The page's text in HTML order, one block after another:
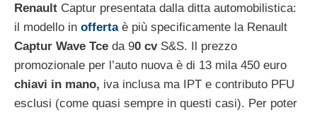
Renault Captur presentata dalla ditta automobilistica:
il modello in offerta è più specificamente la Renault
Captur Wave Tce da 90 cvS&S. Il prezzo
promozionale per l’auto nuova è di 13 mila 450 euro
chiavi in mano, iva inclusa ma IPT e contributo PFU
esclusi (come quasi sempre in questi casi). Per poter